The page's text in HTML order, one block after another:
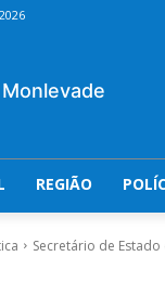
REGIÃO
Secretário de